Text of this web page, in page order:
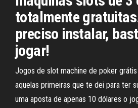
totalmente
preciso instalar,
jogar!
Jogos de slot machine de poker
aquelas primeiras que te dei para ter
uma aposta de apenas 10 dólares o